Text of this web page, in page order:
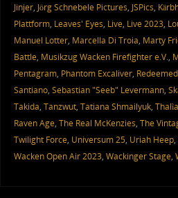
Jinjer, Jörg Schnebele Pictures, JSPics,
Plattform, Leaves' Eyes, Live, Live 2023,
Manuel Lotter, Marcella Di Troia, Marty
Battle, Musikzug Wacken Firefighter e.V.,
Pentagram, Phantom Excaliver,
Santiano, Sebastian "Seeb" Levermann,
Takida, Tanzwut, Tatiana Shmailyuk,
Raven Age, The Real McKenzies, The
Twilight Force, Universum 25, Uriah Heep,
Wacken Open Air 2023, Wackinger Stage,